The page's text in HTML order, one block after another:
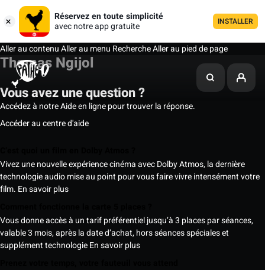
Réservez en toute simplicité
avec notre app gratuite
INSTALLER
Aller au contenuAller au menu RechercheAller au pied de page
Thomas Ngijol
Vous avez une question ?
Accédez à notre Aide en ligne pour trouver la réponse.
Accéder au centre d'aide
Vivez une nouvelle expérience cinéma avec Dolby Atmos, la dernière
technologie audio mise au point pour vous faire vivre intensément votre
film. En savoir plus
Vous donne accès à un tarif préférentiel jusqu’à 3 places par séances,
valable 3 mois, après la date d’achat, hors séances spéciales et
supplément technologieEn savoir plus